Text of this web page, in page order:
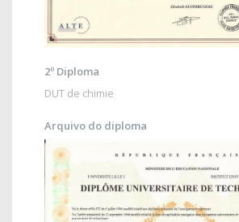
2º Diploma
DUT de chimie
Arquivo do diploma